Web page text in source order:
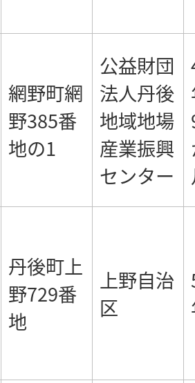
網野町網
野385番
地の1
公益財団
法人丹後
地域地場
産業振興
センター
丹後町上
野729番
地
上野自治
区